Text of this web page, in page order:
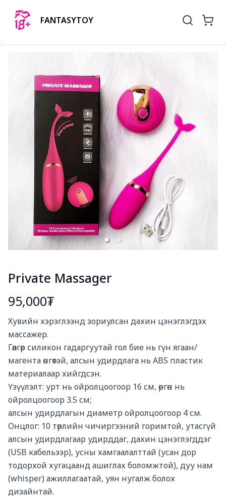
FANTASYTOY
Private Massager
95,000₮
Хувийн хэрэглээнд зориулсан дахин цэнэглэгдэх
массажер.
Гөлгөр силикон гадаргуутай гол бие нь гүн ягаан/
магента өнгөтэй, алсын удирдлага нь ABS пластик
материалаар хийгдсэн.
Үзүүлэлт: урт нь ойролцоогоор 16 см, өргөн нь
ойролцоогоор 3.5 см;
алсын удирдлагын диаметр ойролцоогоор 4 см.
Онцлог: 10 төрлийн чичиргээний горимтой, утасгүй
алсын удирдлагаар удирддаг, дахин цэнэглэгддэг
(USB кабельээр), усны хамгаалалттай (усан дор
тодорхой хугацаанд ашиглах боломжтой), дуу нам
(whisper) ажиллагаатай, уян нугалж болох
дизайнтай.